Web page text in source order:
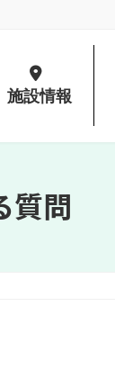
施設情報
質問